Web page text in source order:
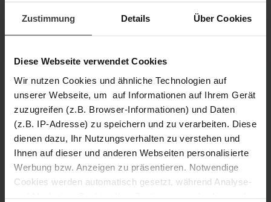
Zustimmung Details Über Cookies
Diese Webseite verwendet Cookies
Wir nutzen Cookies und ähnliche Technologien auf
unserer Webseite, um auf Informationen auf Ihrem Gerät
zuzugreifen (z.B. Browser-Informationen) und Daten
(z.B. IP-Adresse) zu speichern und zu verarbeiten. Diese
dienen dazu, Ihr Nutzungsverhalten zu verstehen und
Ihnen auf dieser und anderen Webseiten personalisierte
Werbung bzw. Anzeigen zu präsentieren. Notwendige
Cookies werden automatisch gesetzt, während Analyse-
Verfügbarkeit prüfen
10 Personen 3 Schlafzimmer
60 m² Größe 1.067 m Höhe
Beschreibung
Außenansicht
1/28 Außenansicht
2/28 Rundumsicht
3/28 Terrasse
Außenansicht
5/28 Außenansicht
6/28 Wohnstube
7/28
8/28
Wohnküche
mit
Eckbank
9/28 Wohnküche
10/28 Holzofen
11/28
Schlafzimmer
mit
Schlafzimmer
mit
Schlafzimmer
mit
Schlafzimmer
Dusche,